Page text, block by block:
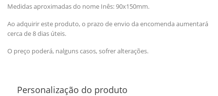
Medidas aproximadas do nome Inês: 90x150mm.
Ao adquirir este produto, o prazo de envio da encomenda aumentará
cerca de 8 dias úteis.
O preço poderá, nalguns casos, sofrer alterações.
Personalização do produto